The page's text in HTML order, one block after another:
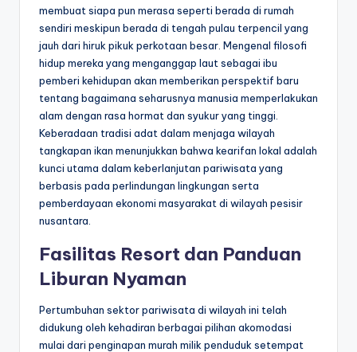
membuat siapa pun merasa seperti berada di rumah
sendiri meskipun berada di tengah pulau terpencil yang
jauh dari hiruk pikuk perkotaan besar. Mengenal filosofi
hidup mereka yang menganggap laut sebagai ibu
pemberi kehidupan akan memberikan perspektif baru
tentang bagaimana seharusnya manusia memperlakukan
alam dengan rasa hormat dan syukur yang tinggi.
Keberadaan tradisi adat dalam menjaga wilayah
tangkapan ikan menunjukkan bahwa kearifan lokal adalah
kunci utama dalam keberlanjutan pariwisata yang
berbasis pada perlindungan lingkungan serta
pemberdayaan ekonomi masyarakat di wilayah pesisir
nusantara.
Fasilitas Resort dan Panduan
Liburan Nyaman
Pertumbuhan sektor pariwisata di wilayah ini telah
didukung oleh kehadiran berbagai pilihan akomodasi
mulai dari penginapan murah milik penduduk setempat